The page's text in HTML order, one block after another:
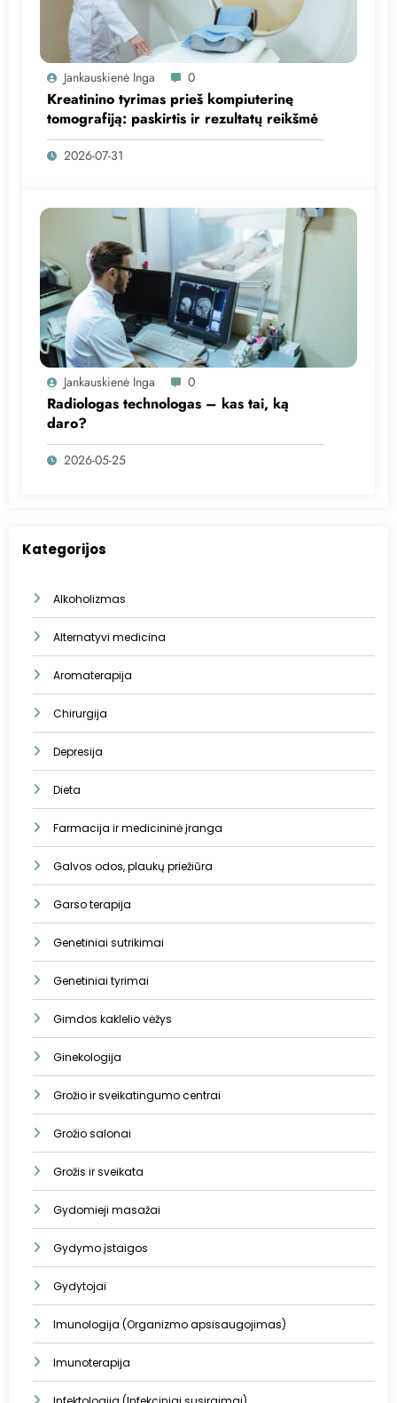
Jankauskienė Inga 0
Kreatinino tyrimas prieš kompiuterinę
tomografiją: paskirtis ir rezultatų reikšmė
2026-07-31
Jankauskienė Inga 0
Radiologas technologas – kas tai, ką
daro?
2026-05-25
Kategorijos
Alkoholizmas
Alternatyvi medicina
Aromaterapija
Chirurgija
Depresija
Dieta
Farmacija ir medicininė įranga
Galvos odos, plaukų priežiūra
Garso terapija
Genetiniai sutrikimai
Genetiniai tyrimai
Gimdos kaklelio vėžys
Ginekologija
Grožio ir sveikatingumo centrai
Grožio salonai
Grožis ir sveikata
Gydomieji masažai
Gydymo įstaigos
Gydytojai
Imunologija (Organizmo apsisaugojimas)
Imunoterapija